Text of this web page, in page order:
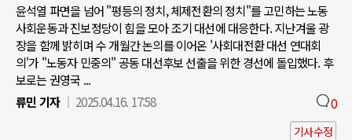
윤석열 파면을 넘어 "평등의 정치, 체제전환의 정치"를 고민하는 노동
사회운동과 진보정당이 힘을 모아 조기 대선에 대응한다. 지난겨울 광
장을 함께 밝히며 수 개월간 논의를 이어온 '사회대전환 대선 연대회
의'가 "노동자 민중의" 공동 대선후보 선출을 위한 경선에 돌입했다. 후
보로는 권영국 ...
류민 기자
2025.04.16. 17:58 0
기사수정